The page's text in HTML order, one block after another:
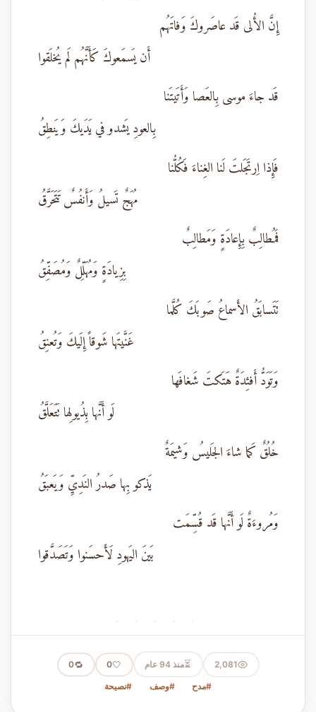
إِنَّ الأُلى قَد عاصَروكَ وَفاتَهُم
أَن يَسمَعوكَ كَأَنَّهُم لَم يُخلَقوا
قَد جاءَ موسى بِالعَصا وَأَتَيتَنا
بِالعودِ يَشدو في يَدَيكَ وَيَنطِقُ
فَإِذا اِرتَجَلتَ لَنا الغِناءَ فَكُلُّنا
مُهَجٌ تَسيلُ وَأَنفُسٌ تَتَحَرَّقُ
فَمُطالِبٌ بِإِعادَةٍ وَمَطالِبٌ
بِزِيادَةٍ وَمُهَلِّلٌ وَمُصَفِّقُ
تَتَسابَقُ الأَسماعُ صَوبَكَ كُلَّما
غَنَّيتَها شَوقاً إِلَيكَ وَتُعنِقُ
وَتَوَدُّ أَفئِدَةٌ هَتَكتَ شَغافَها
لَو أَنَّها بِذُيولِها تَتَعَلَّقُ
خُلُقٌ كَما شاءَ الجَليسُ وَشيمَةٌ
يَذكو بِها صَدرُ النَدِيِّ وَيَعبَقُ
وَمُروءَةٌ لَو أَنَّها قَد قُسِّمَت
بَينَ اليَهودِ لَأَحسَنوا وَتَصَدَّقوا
· · · · ·
2,081
⏳منذ 94 عام 🤍
0
🔁
0
#مدح #وصف #نصيحة